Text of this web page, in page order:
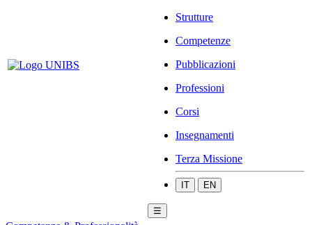
Strutture
Competenze
Pubblicazioni
Professioni
Corsi
Insegnamenti
Terza Missione
IT EN
☰